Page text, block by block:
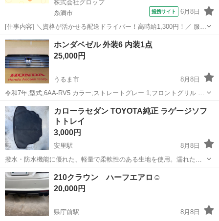
株式会社グロップ
糸満市
提携サイト 6月8日
[仕事内容] ＼資格が活かせる配送ドライバー！高時給1,300円！／ 服装
自由で、動きやすいお好きな私服での勤務が可能です◎ 作業中に、い
つでも水分が補給できる働きやすい環境です。 【医薬品や雑貨の配送
ドライバー】 ...
沖縄 糸満市 工場
ホンダベゼル 外装6 内装1点
25,000円
うるま市
8月8日
令和7年;型式;6AA-RV5 カラー;ストレートグレー 1;フロントグリル 2;
フロントロアスカート 3;フォグライトガーニッシュ 4;テールゲートス
ポイラー 5;リアロアーガーニッシュ 6;リア エンブレム 7;セン...
沖縄 うるま市 イルミ
カローラセダン TOYOTA純正 ラゲージソフ
トトレイ
3,000円
安里駅
8月8日
撥水・防水機能に優れた、軽量で柔軟性のある生地を使用。濡れた荷
物や汚れ物も気にせず収納できるトレイです。さらに脱着も簡単で、
丸めてコンパクトなサイズにもできます。水滴の車内落下を防ぐ外周
縁付。滑り止め防止機能付。車名ロゴ入り...
沖縄 那覇市 安里駅
210クラウン ハーフエアロ☺️
20,000円
県庁前駅
8月8日